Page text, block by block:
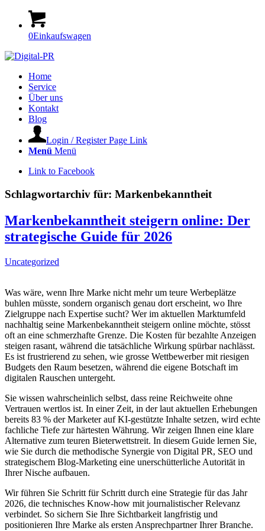
0Einkaufswagen
Home
Service
Über uns
Kontakt
Blog
Login / Register Page Link
Menü Menü
Link to Facebook
Schlagwortarchiv für: Markenbekanntheit
Markenbekanntheit steigern online: Der
strategische Guide für 2026
Uncategorized
Was wäre, wenn Ihre Marke nicht mehr um teure Werbeplätze
buhlen müsste, sondern organisch genau dort erscheint, wo Ihre
Zielgruppe nach Expertise sucht? Wer im aktuellen Marktumfeld
nachhaltig seine Markenbekanntheit steigern online möchte, stösst
oft an eine schmerzhafte Grenze. Die Kosten für bezahlte Anzeigen
steigen rasant, während die tatsächliche Wirkung spürbar nachlässt.
Es ist frustrierend zu sehen, wie grosse Wettbewerber mit riesigen
Budgets den Raum besetzen, während die eigene Botschaft im
digitalen Rauschen untergeht.
Sie wissen wahrscheinlich selbst, dass reine Reichweite ohne
Vertrauen wertlos ist. In einer Zeit, in der laut aktuellen Erhebungen
bereits 83 % der Marketer auf KI-gestützte Inhalte setzen, wird echte
fachliche Tiefe zur härtesten Währung. Wir zeigen Ihnen eine klare
Alternative zum teuren Bieterwettstreit. In diesem Guide lernen Sie,
wie Sie durch die methodische Synergie von Digital PR, SEO und
strategischem Blog-Marketing eine unerschütterliche Autorität in
Ihrer Nische aufbauen.
Wir führen Sie Schritt für Schritt durch eine Strategie für das Jahr
2026, die technisches Know-how mit journalistischer Relevanz
verbindet. So sichern Sie Ihre Sichtbarkeit langfristig und
positionieren Ihre Marke als ersten Ansprechpartner Ihrer Branche.